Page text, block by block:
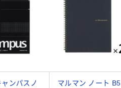
ンパスノ
マルマン ノート B5